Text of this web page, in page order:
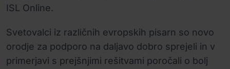
ISL Online.
Svetovalci iz različnih evropskih pisarn so novo
orodje za podporo na daljavo dobro sprejeli in v
primerjavi s prejšnjimi rešitvami poročali o bolj